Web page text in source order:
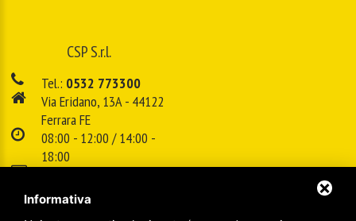
CSP S.r.l.
Tel.: 0532 773300
Via Eridano, 13A - 44122
Ferrara FE
08:00 - 12:00 / 14:00 -
18:00
info@cspsrl.biz
Informativa